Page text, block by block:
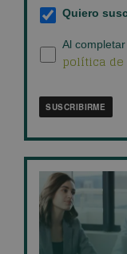
Suscripción
al
blog
*
Quiero
Política
de
Al
política
SUSCRIBIRME